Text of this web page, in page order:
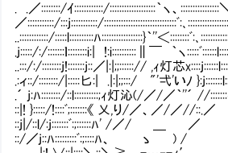
. .／::::::::/ｲ::::::::::::/:::::::::::::::::::｀
／:::::::::::/:::j:::::::::::/::::::::::::::::::::::::::::::ﾞ
..::::::::::::/:::::l::::::::::ﾊ:::::::::::::::::}｀''＜
.j:::::/:/:::::::ｌ::::::::i:| !:i::::::::::∥￣ ｀
..:::/:/::::::::j!:::::::j::／|:|;;::::::// ,ｨ灯芯
.:ィ::/::::::::/|:::::匕:| .|:|;;:::/ "'弌'いﾉ
.´ j:ﾊ::::::::/::l::::::::::;ｨ灯沁(/
::|! }:::::/!::::ﾞ;:::::::《 乂,り/
::j|/::l/:j:::::::ﾞ:;::::::ﾊ' /
::/／j::ﾊ:::::::::ﾞ:;::::